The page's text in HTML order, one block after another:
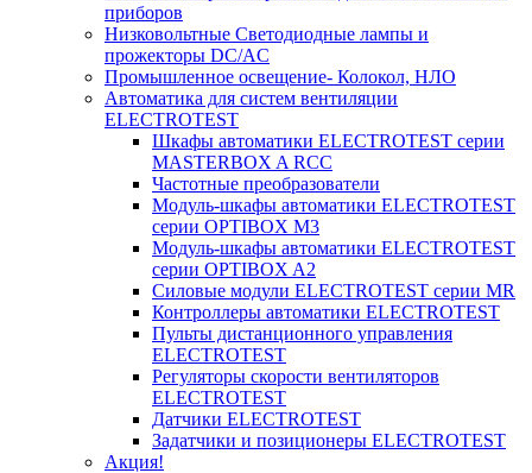
приборов
Низковольтные Светодиодные лампы и
прожекторы DC/AC
Промышленное освещение- Колокол, НЛО
Автоматика для систем вентиляции
ELECTROTEST
Шкафы автоматики ELECTROTEST серии
MASTERBOX A RCC
Частотные преобразователи
Модуль-шкафы автоматики ELECTROTEST
серии OPTIBOX M3
Модуль-шкафы автоматики ELECTROTEST
серии OPTIBOX A2
Силовые модули ELECTROTEST серии MR
Контроллеры автоматики ELECTROTEST
Пульты дистанционного управления
ELECTROTEST
Регуляторы скорости вентиляторов
ELECTROTEST
Датчики ELECTROTEST
Задатчики и позиционеры ELECTROTEST
Акция!